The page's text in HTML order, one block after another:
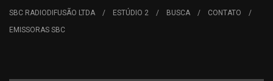
SBC RADIODIFUSÃO LTDA ESTÚDIO 2 BUSCA
CONTATO
EMISSORAS SBC